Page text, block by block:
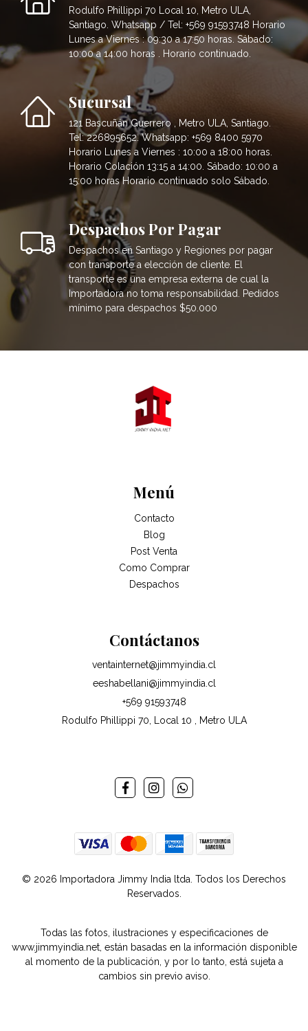
Rodulfo Phillippi 70 Local 10, Metro ULA,
Santiago. Whatsapp / Tel: +569 91593748 Horario
Lunes a Viernes : 09:30 a 17:50 horas. Sábado:
10:00 a 14:00 horas . Horario continuado.
Sucursal
121 Bascuñán Guerrero , Metro ULA, Santiago.
Tel: 226895652. Whatsapp: +569 8400 5970
Horario Lunes a Viernes : 10:00 a 18:00 horas.
Horario Colación 13:15 a 14:00. Sábado: 10:00 a
15:00 horas Horario continuado solo Sábado.
Despachos Por Pagar
Despachos en Santiago y Regiones por pagar
con transporte a elección de cliente. El
transporte es una empresa externa de cual la
Importadora no toma responsabilidad. Pedidos
mínimo para despachos $50.000
Menú
Contacto
Blog
Post Venta
Como Comprar
Despachos
Contáctanos
ventainternet@jimmyindia.cl
eeshabellani@jimmyindia.cl
+569 91593748
Rodulfo Phillippi 70, Local 10 , Metro ULA
© 2026 Importadora Jimmy India ltda. Todos los Derechos
Reservados.
Todas las fotos, ilustraciones y especificaciones de
www.jimmyindia.net, están basadas en la información disponible
al momento de la publicación, y por lo tanto, está sujeta a
cambios sin previo aviso.